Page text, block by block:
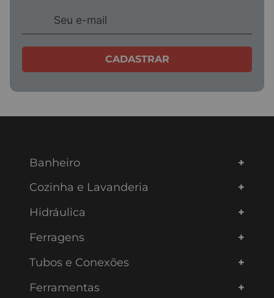
CADASTRAR
Banheiro
Cozinha e Lavanderia
Hidráulica
Ferragens
Tubos e Conexões
Ferramentas